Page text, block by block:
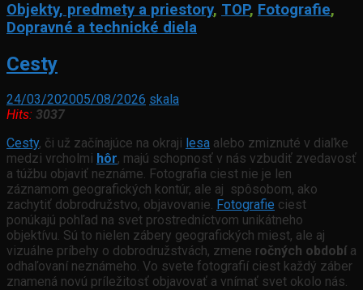
Objekty, predmety a priestory, TOP, Fotografie,
Dopravné a technické diela
Cesty
24/03/202005/08/2026 skala
Hits: 3037
Cesty, či už začínajúce na okraji lesa alebo zmiznuté v diaľke
medzi vrcholmi hôr, majú schopnosť v nás vzbudiť zvedavosť
a túžbu objaviť neznáme. Fotografia ciest nie je len
záznamom geografických kontúr, ale aj spôsobom, ako
zachytiť dobrodružstvo, objavovanie. Fotografie ciest
ponúkajú pohľad na svet prostredníctvom unikátneho
objektívu. Sú to nielen zábery geografických miest, ale aj
vizuálne príbehy o dobrodružstvách, zmene ročných obdobía
odhaľovaní neznámeho. Vo svete fotografií ciest každý záber
znamená novú príležitosť objavovať a vnímať svet okolo nás.